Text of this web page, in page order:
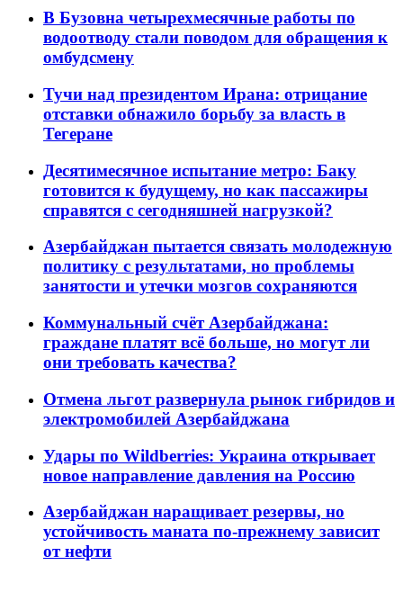
В Бузовна четырехмесячные работы по
водоотводу стали поводом для обращения к
омбудсмену
Тучи над президентом Ирана: отрицание
отставки обнажило борьбу за власть в
Тегеране
Десятимесячное испытание метро: Баку
готовится к будущему, но как пассажиры
справятся с сегодняшней нагрузкой?
Азербайджан пытается связать молодежную
политику с результатами, но проблемы
занятости и утечки мозгов сохраняются
Коммунальный счёт Азербайджана:
граждане платят всё больше, но могут ли
они требовать качества?
Отмена льгот развернула рынок гибридов и
электромобилей Азербайджана
Удары по Wildberries: Украина открывает
новое направление давления на Россию
Азербайджан наращивает резервы, но
устойчивость маната по-прежнему зависит
от нефти